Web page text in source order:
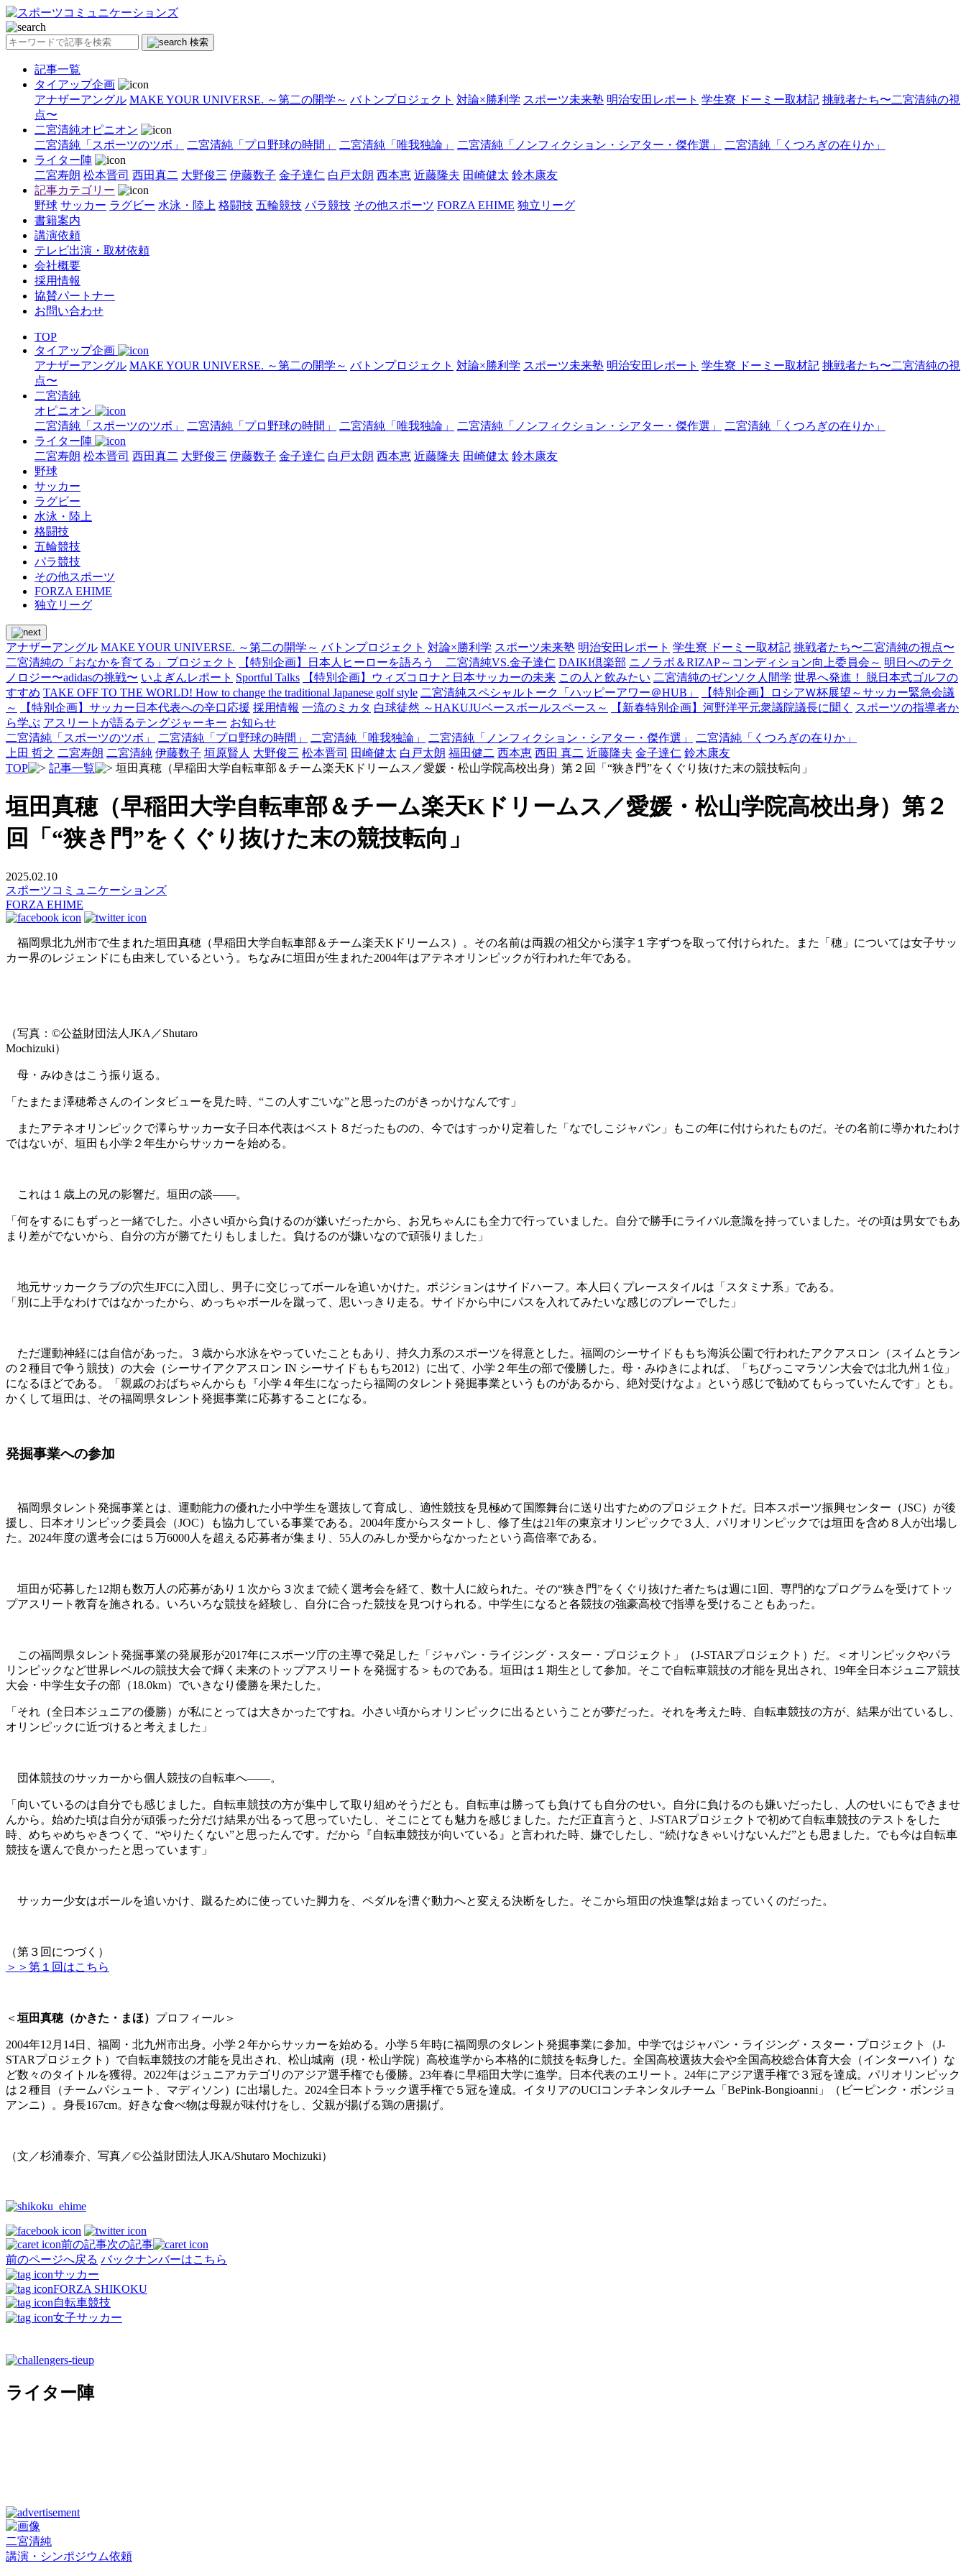
検索
記事一覧
タイアップ企画
アナザーアングル MAKE YOUR UNIVERSE. ～第二の開学～ バトンプロジェクト 対論×勝利学 スポーツ未来塾 明治安田レポート 学生寮 ドーミー取材記 挑戦者たち〜二宮清純の視
点〜
二宮清純オピニオン
二宮清純「スポーツのツボ」
二宮清純「プロ野球の時間」 二宮清純「唯我独論」 二宮清純「ノンフィクション・シアター・傑作選」
二宮清純「くつろぎの在りか」
ライター陣
二宮寿朗 松本晋司 西田真二 大野俊三 伊藤数子 金子達仁 白戸太朗 西本恵 近藤隆夫 田崎健太 鈴木康友
記事カテゴリー
野球 サッカー ラグビー 水泳・陸上 格闘技 五輪競技 パラ競技 その他スポーツ FORZA EHIME 独立リーグ
書籍案内
講演依頼
テレビ出演・取材依頼
会社概要
採用情報
協賛パートナー
お問い合わせ
TOP
タイアップ企画
アナザーアングル MAKE YOUR UNIVERSE. ～第二の開学～ バトンプロジェクト 対論×勝利学 スポーツ未来塾 明治安田レポート 学生寮 ドーミー取材記 挑戦者たち〜二宮清純の視
点〜
二宮清純
オピニオン
二宮清純「スポーツのツボ」
二宮清純「プロ野球の時間」 二宮清純「唯我独論」 二宮清純「ノンフィクション・シアター・傑作選」
二宮清純「くつろぎの在りか」
ライター陣
二宮寿朗 松本晋司 西田真二 大野俊三 伊藤数子 金子達仁 白戸太朗 西本恵 近藤隆夫 田崎健太 鈴木康友
野球
サッカー
ラグビー
水泳・陸上
格闘技
五輪競技
パラ競技
その他スポーツ
FORZA EHIME
独立リーグ
アナザーアングル MAKE YOUR UNIVERSE. ～第二の開学～ バトンプロジェクト 対論×勝利学 スポーツ未来塾 明治安田レポート 学生寮 ドーミー取材記 挑戦者たち〜二宮清純の視点〜
二宮清純の「おなかを育てる」プロジェクト
【特別企画】日本人ヒーローを語ろう 二宮清純VS.金子達仁 DAIKI倶楽部 ニノラボ＆RIZAP～コンディション向上委員会～ 明日へのテク
ノロジー〜adidasの挑戦〜 いよぎんレポート Sportful Talks 【特別企画】ウィズコロナと日本サッカーの未来 この人と飲みたい 二宮清純のゼンソク人間学 世界へ発進！ 脱日本式ゴルフの
すすめ TAKE OFF TO THE WORLD! How to change the traditional Japanese golf style 二宮清純スペシャルトーク「ハッピーアワー＠HUB」
【特別企画】ロシアＷ杯展望～サッカー緊急会議
～
【特別企画】サッカー日本代表への辛口応援 採用情報 一流のミカタ 白球徒然 ～HAKUJUベースボールスペース～ 【新春特別企画】河野洋平元衆議院議長に聞く
スポーツの指導者か
ら学ぶ アスリートが語るテングジャーキー お知らせ
二宮清純「スポーツのツボ」
二宮清純「プロ野球の時間」 二宮清純「唯我独論」 二宮清純「ノンフィクション・シアター・傑作選」
二宮清純「くつろぎの在りか」
上田 哲之 二宮寿朗 二宮清純 伊藤数子 垣原賢人 大野俊三 松本晋司 田崎健太 白戸太朗 福田健二 西本恵 西田 真二 近藤隆夫 金子達仁 鈴木康友
TOP
記事一覧 垣田真穂（早稲田大学自転車部＆チーム楽天Kドリームス／愛媛・松山学院高校出身）第２回「“狭き門”をくぐり抜けた末の競技転向」
垣田真穂（早稲田大学自転車部＆チーム楽天Kドリームス／愛媛・松山学院高校出身）第２
回「“狭き門”をくぐり抜けた末の競技転向」
2025.02.10
スポーツコミュニケーションズ
FORZA EHIME
福岡県北九州市で生まれた垣田真穂（早稲田大学自転車部＆チーム楽天Kドリームス）。その名前は両親の祖父から漢字１字ずつを取って付けられた。また「穂」については女子サッ
カー界のレジェンドにも由来しているという。ちなみに垣田が生まれた2004年はアテネオリンピックが行われた年である。
（写真：©公益財団法人JKA／Shutaro
Mochizuki）
母・みゆきはこう振り返る。
「たまたま澤穂希さんのインタビューを見た時、“この人すごいな”と思ったのがきっかけなんです」
またアテネオリンピックで澤らサッカー女子日本代表はベスト８だったものの、今ではすっかり定着した「なでしこジャパン」もこの年に付けられたものだ。その名前に導かれたわけ
ではないが、垣田も小学２年生からサッカーを始める。
これは１歳上の兄の影響だ。垣田の談――。
「何をするにもずっと一緒でした。小さい頃から負けるのが嫌いだったから、お兄ちゃんにも全力で行っていました。自分で勝手にライバル意識を持っていました。その頃は男女でもあ
まり差がでないから、自分の方が勝てたりもしました。負けるのが嫌いなので頑張りました」
地元サッカークラブの穴生JFCに入団し、男子に交じってボールを追いかけた。ポジションはサイドハーフ。本人曰くプレースタイルは「スタミナ系」である。
「別に上手なわけではなかったから、めっちゃボールを蹴って、思いっきり走る。サイドから中にパスを入れてみたいな感じのプレーでした」
ただ運動神経には自信があった。３歳から水泳をやっていたこともあり、持久力系のスポーツを得意とした。福岡のシーサイドももち海浜公園で行われたアクアスロン（スイムとラン
の２種目で争う競技）の大会（シーサイアクアスロン IN シーサイドももち2012）に出て、小学２年生の部で優勝した。母・みゆきによれば、「ちびっこマラソン大会では北九州１位」
になるほどである。「親戚のおばちゃんからも『小学４年生になったら福岡のタレント発掘事業というものがあるから、絶対受けなよ』という感じで勧めてもらっていたんです」とも。
かくして垣田は、その福岡県タレント発掘事業に応募することになる。
発掘事業への参加
福岡県タレント発掘事業とは、運動能力の優れた小中学生を選抜して育成し、適性競技を見極めて国際舞台に送り出すためのプロジェクトだ。日本スポーツ振興センター（JSC）が後
援し、日本オリンピック委員会（JOC）も協力している事業である。2004年度からスタートし、修了生は21年の東京オリンピックで３人、パリオリンピックでは垣田を含め８人が出場し
た。2024年度の選考会には５万6000人を超える応募者が集まり、55人のみしか受からなかったという高倍率である。
垣田が応募した12期も数万人の応募があり１次から３次まで続く選考会を経て、数十人に絞られた。その“狭き門”をくぐり抜けた者たちは週に1回、専門的なプログラムを受けてトッ
プアスリート教育を施される。いろいろな競技を経験し、自分に合った競技を見つけられる。中学生になると各競技の強豪高校で指導を受けることもあった。
この福岡県タレント発掘事業の発展形が2017年にスポーツ庁の主導で発足した「ジャパン・ライジング・スター・プロジェクト」（J-STARプロジェクト）だ。＜オリンピックやパラ
リンピックなど世界レベルの競技大会で輝く未来のトップアスリートを発掘する＞ものである。垣田は１期生として参加。そこで自転車競技の才能を見出され、19年全日本ジュニア競技
大会・中学生女子の部（18.0km）でいきなり優勝を果たした。
「それ（全日本ジュニアの優勝）が私にとっては大きかったですね。小さい頃からオリンピックに出るということが夢だった。それを考えた時、自転車競技の方が、結果が出ているし、
オリンピックに近づけると考えました」
団体競技のサッカーから個人競技の自転車へ――。
「向いているのは自分でも感じました。自転車競技の方が集中して取り組めそうだとも。自転車は勝っても負けても自分のせい。自分に負けるのも嫌いだったし、人のせいにもできませ
んから。始めた頃は自分が頑張った分だけ結果が出るって思っていたし、そこにとても魅力を感じました。ただ正直言うと、J-STARプロジェクトで初めて自転車競技のテストをした
時、めちゃめちゃきつくて、“やりたくない”と思ったんです。だから『自転車競技が向いている』と言われた時、嫌でしたし、“続けなきゃいけないんだ”とも思ました。でも今は自転車
競技を選んで良かったと思っています」
サッカー少女はボールを追いかけ、蹴るために使っていた脚力を、ペダルを漕ぐ動力へと変える決断をした。そこから垣田の快進撃は始まっていくのだった。
（第３回につづく）
＞＞第１回はこちら
＜ 垣田真穂（かきた・まほ） プロフィール＞
2004年12月14日、福岡・北九州市出身。小学２年からサッカーを始める。小学５年時に福岡県のタレント発掘事業に参加。中学ではジャパン・ライジング・スター・プロジェクト（J-
STARプロジェクト）で自転車競技の才能を見出され、松山城南（現・松山学院）高校進学から本格的に競技を転身した。全国高校選抜大会や全国高校総合体育大会（インターハイ）な
ど数々のタイトルを獲得。2022年はジュニアカテゴリのアジア選手権でも優勝。23年春に早稲田大学に進学。日本代表のエリート。24年にアジア選手権で３冠を達成。パリオリンピック
は２種目（チームパシュート、マディソン）に出場した。2024全日本トラック選手権で５冠を達成。イタリアのUCIコンチネンタルチーム「BePink-Bongioanni」（ビーピンク・ボンジョ
アンニ）。身長167cm。好きな食べ物は母親が味付けをし、父親が揚げる鶏の唐揚げ。
（文／杉浦泰介、写真／©公益財団法人JKA/Shutaro Mochizuki）
前の記事次の記事
前のページへ戻る バックナンバーはこちら
サッカー
FORZA SHIKOKU
自転車競技
女子サッカー
ライター陣
二宮清純
講演・シンポジウム依頼